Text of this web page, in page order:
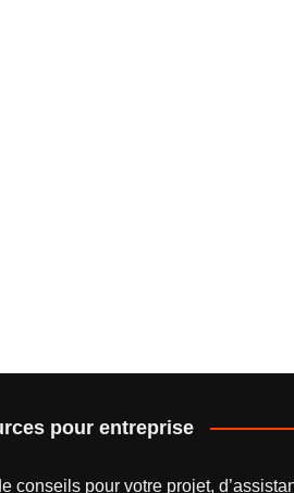
pour entreprise
conseils pour votre projet,